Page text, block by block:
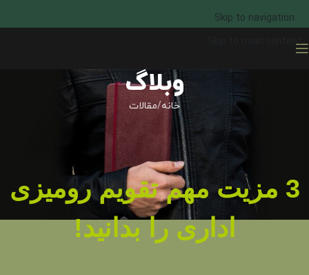
Skip to navigation
Skip to main content
وبلاگ
خانه مقالات
3 مزیت مهم تقویم رومیزی
اداری را بدانید!